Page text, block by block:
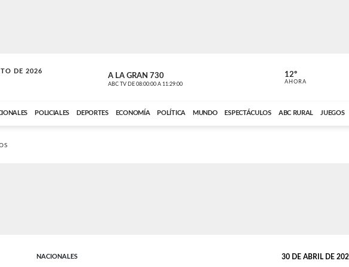
DE 2026
A LA GRAN 730
ABC TV DE 08:00:00 A 11:29:00 ABC CARDINAL
12º
AHORA
POLICIALES DEPORTES ECONOMÍA POLÍTICA MUNDO ESPECTÁCULOS ABC RURAL JUEGOS
NACIONALES 30 DE ABRIL DE